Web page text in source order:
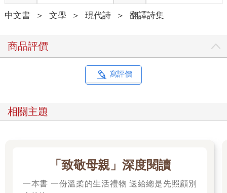
臺階上一隻餓壞的小貓，知道
在街頭的狂亂中牠仍有棲身之處，
我們會袖手旁觀，直到最後的假笑
面向那雙多麼天真又多麼驚訝
然而比起那搭配巧杖的趾尖旋轉
倘若心還活著，又有什麼好責備我們。
這場遊戲強迫假笑；不過我們都看過
中文書 ＞ 文學 ＞ 現代詩 ＞ 翻譯詩集
商品評價
寫評價
相關主題
「致敬母親」深度閱讀
一本書 一份溫柔的生活禮物 送給總是先照顧別